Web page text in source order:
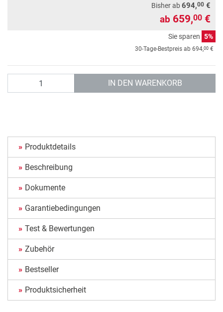
Bisher ab694,00 €
ab 659,00 €
Sie sparen 5%
30-Tage-Bestpreis ab 694,00 €
IN DEN WARENKORB
Produktdetails
Beschreibung
Dokumente
Garantiebedingungen
Test & Bewertungen
Zubehör
Bestseller
Produktsicherheit